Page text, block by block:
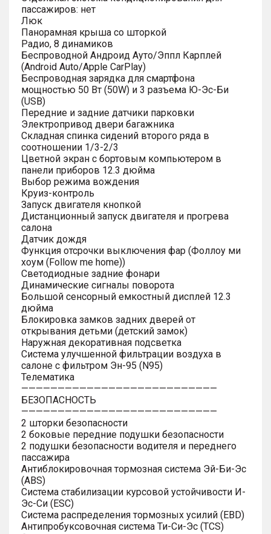
пассажиров: нет
Люк
Панорамная крыша со шторкой
Радио, 8 динамиков
Беспроводной Андроид Ауто/Эппл Карплей
(Android Auto/Apple CarPlay)
Беспроводная зарядка для смартфона
мощностью 50 Вт (50W) и 3 разъема Ю-Эс-Би
(USB)
Передние и задние датчики парковки
Электропривод двери багажника
Складная спинка сидений второго ряда в
соотношении 1/3-2/3
Цветной экран с бортовым компьютером в
панели приборов 12.3 дюйма
Выбор режима вождения
Круиз-контроль
Запуск двигателя кнопкой
Дистанционный запуск двигателя и прогрева
салона
Датчик дождя
Функция отсрочки выключения фар (Фоллоу ми
хоум (Follow me home))
Светодиодные задние фонари
Динамические сигналы поворота
Большой сенсорный емкостный дисплей 12.3
дюйма
Блокировка замков задних дверей от
открывания детьми (детский замок)
Наружная декоративная подсветка
Система улучшенной фильтрации воздуха в
салоне с фильтром Эн-95 (N95)
Телематика
———————————————————————————
БЕЗОПАСНОСТЬ
———————————————————————————
2 шторки безопасности
2 боковые передние подушки безопасности
2 подушки безопасности водителя и переднего
пассажира
Антиблокировочная тормозная система Эй-Би-Эс
(ABS)
Система стабилизации курсовой устойчивости И-
Эс-Си (ESC)
Система распределения тормозных усилий (EBD)
Антипробуксовочная система Ти-Си-Эс (TCS)